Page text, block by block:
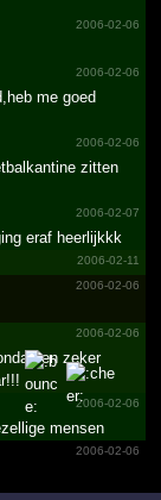
2006-02-06
2006-02-06
me goed
2006-02-06
zitten
2006-02-07
eraf heerlijkkk
2006-02-11
2006-02-06
2006-02-06
en zeker
2006-02-06
mensen
2006-02-06